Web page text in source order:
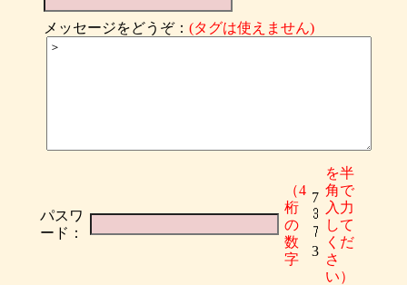
メッセージをどうぞ： (タグは使えません)
パスワ
ード：
（4
桁
の
数
字
7
3
を半
角で
入力
して
くだ
さ
い）